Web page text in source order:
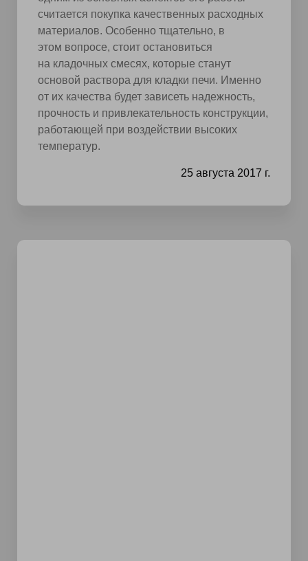
считается покупка качественных расходных
материалов. Особенно тщательно, в
этом вопросе, стоит остановиться
на кладочных смесях, которые станут
основой раствора для кладки печи. Именно
от их качества будет зависеть надежность,
прочность и привлекательность конструкции,
работающей при воздействии высоких
температур.
25 августа 2017 г.